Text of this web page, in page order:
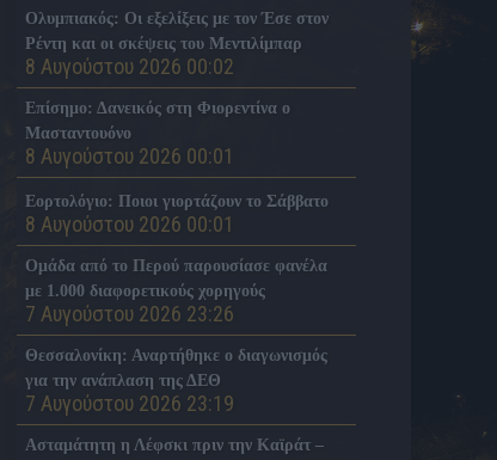
Ολυμπιακός: Οι εξελίξεις με τον Έσε στον
Ρέντη και οι σκέψεις του Μεντιλίμπαρ
8 Αυγούστου 2026 00:02
Επίσημο: Δανεικός στη Φιορεντίνα ο
Μασταντουόνο
8 Αυγούστου 2026 00:01
Εορτολόγιο: Ποιοι γιορτάζουν το Σάββατο
8 Αυγούστου 2026 00:01
Ομάδα από το Περού παρουσίασε φανέλα
με 1.000 διαφορετικούς χορηγούς
7 Αυγούστου 2026 23:26
Θεσσαλονίκη: Αναρτήθηκε ο διαγωνισμός
για την ανάπλαση της ΔΕΘ
7 Αυγούστου 2026 23:19
Ασταμάτητη η Λέφσκι πριν την Καϊράτ –